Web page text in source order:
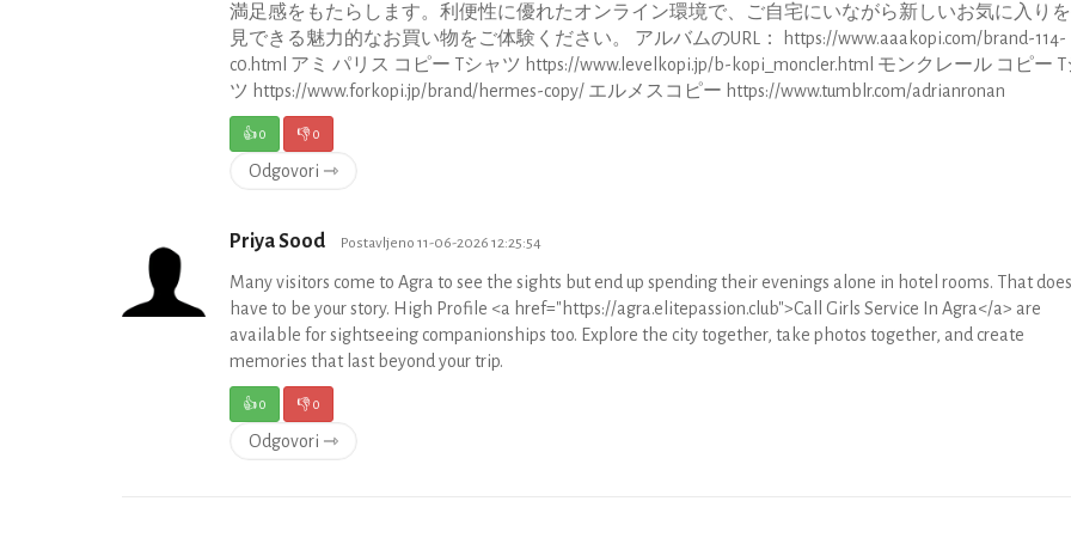
満足感をもたらします。利便性に優れたオンライン環境で、ご自宅にいながら新しいお気に入り
見できる魅力的なお買い物をご体験ください。 アルバムのURL： https://www.aaakopi.com/brand-114-
c0.html アミ パリス コピー Tシャツ https://www.levelkopi.jp/b-kopi_moncler.html モンクレール コピー T
ツ https://www.forkopi.jp/brand/hermes-copy/ エルメスコピー https://www.tumblr.com/adrianronan
👍0 👎0
Odgovori ⇾
Priya Sood Postavljeno 11-06-2026 12:25:54
Many visitors come to Agra to see the sights but end up spending their evenings alone in hotel rooms. That
have to be your story. High Profile <a href="https://agra.elitepassion.club">Call Girls Service In Agra</a> are
available for sightseeing companionships too. Explore the city together, take photos together, and create
memories that last beyond your trip.
👍0 👎0
Odgovori ⇾